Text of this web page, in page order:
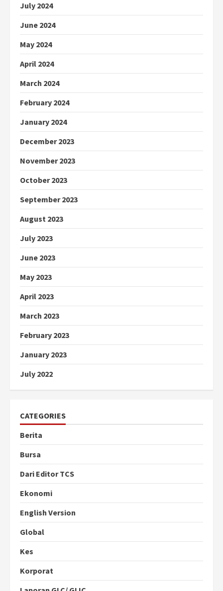
July 2024
June 2024
May 2024
April 2024
March 2024
February 2024
January 2024
December 2023
November 2023
October 2023
September 2023
August 2023
July 2023
June 2023
May 2023
April 2023
March 2023
February 2023
January 2023
July 2022
CATEGORIES
Berita
Bursa
Dari Editor TCS
Ekonomi
English Version
Global
Kes
Korporat